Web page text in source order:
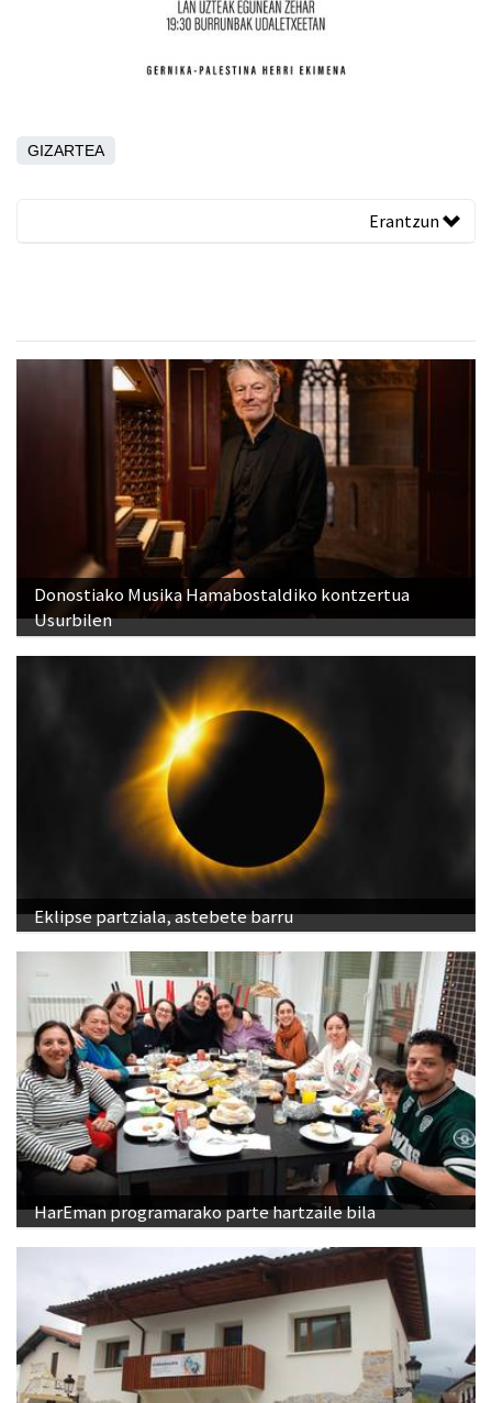
GIZARTEA
Erantzun
Donostiako Musika Hamabostaldiko kontzertua
Usurbilen
Eklipse partziala, astebete barru
HarEman programarako parte hartzaile bila